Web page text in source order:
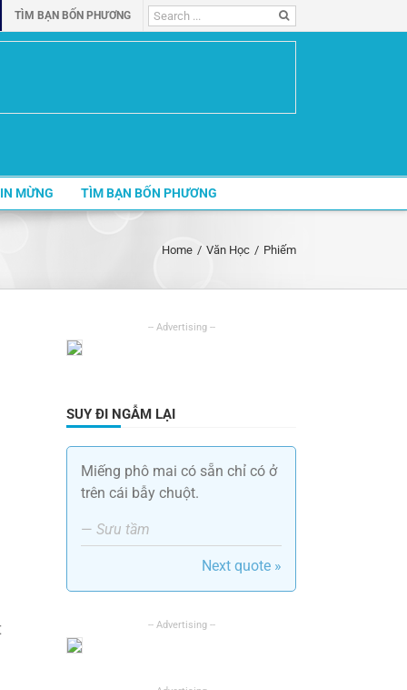
TÌM BẠN BỐN PHƯƠNG
Search
for:
MỪNG TÌM BẠN BỐN PHƯƠNG
Home / Văn Học / Phiếm
SUY ĐI NGẪM LẠI
Miếng phô mai có sẵn chỉ có ở
trên cái bẫy chuột.
— Sưu tầm
Next quote »